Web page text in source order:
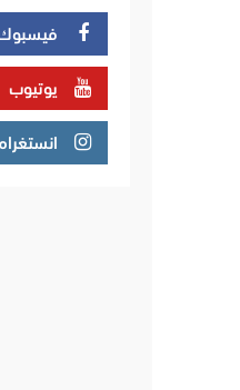
يوتيوب